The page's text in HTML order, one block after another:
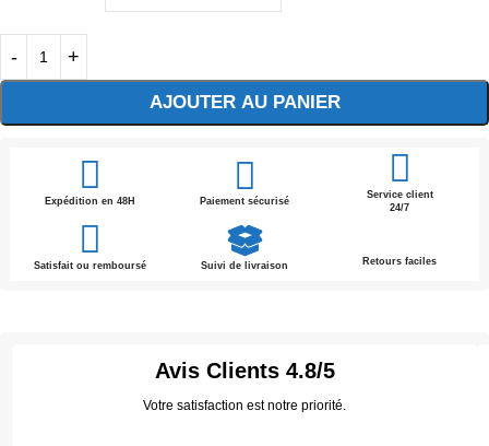
AJOUTER AU PANIER
Expédition en 48H Paiement sécurisé
Service client
24/7
Satisfait ou remboursé Suivi de livraison Retours faciles
Avis Clients 4.8/5
Votre satisfaction est notre priorité.